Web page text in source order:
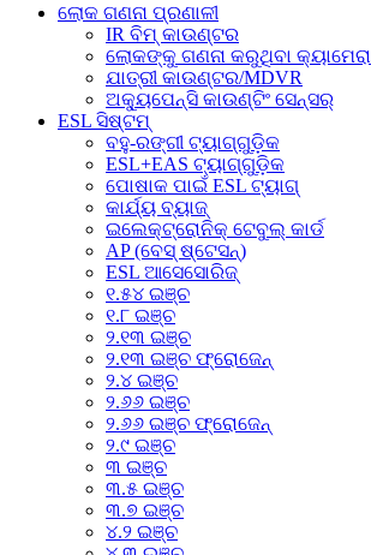
ଲୋକ ଗଣନା ପ୍ରଣାଳୀ
IR ବିମ୍ କାଉଣ୍ଟର
ଲୋକଙ୍କୁ ଗଣନା କରୁଥିବା କ୍ୟାମେରା
ଯାତ୍ରୀ କାଉଣ୍ଟର/MDVR
ଅକ୍ୟୁପେନ୍ସି କାଉଣ୍ଟିଂ ସେନ୍ସର୍
ESL ସିଷ୍ଟମ୍
ବହୁ-ରଙ୍ଗୀ ଟ୍ୟାଗ୍‌ଗୁଡ଼ିକ
ESL+EAS ଟ୍ୟାଗ୍‌ଗୁଡ଼ିକ
ପୋଷାକ ପାଇଁ ESL ଟ୍ୟାଗ୍
କାର୍ଯ୍ୟ ବ୍ୟାଜ୍
ଇଲେକ୍ଟ୍ରୋନିକ୍ ଟେବୁଲ୍ କାର୍ଡ
AP (ବେସ୍ ଷ୍ଟେସନ୍)
ESL ଆସେସୋରିଜ୍
୧.୫୪ ଇଞ୍ଚ
୧.୮ ଇଞ୍ଚ
୨.୧୩ ଇଞ୍ଚ
୨.୧୩ ଇଞ୍ଚ ଫ୍ରୋଜେନ୍
୨.୪ ଇଞ୍ଚ
୨.୬୬ ଇଞ୍ଚ
୨.୬୬ ଇଞ୍ଚ ଫ୍ରୋଜେନ୍
୨.୯ ଇଞ୍ଚ
୩ ଇଞ୍ଚ
୩.୫ ଇଞ୍ଚ
୩.୭ ଇଞ୍ଚ
୪.୨ ଇଞ୍ଚ